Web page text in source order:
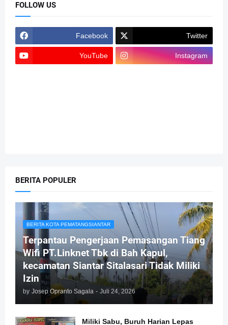
FOLLOW US
Facebook Twitter
YouTube Instagram
BERITA POPULER
BERITA KOTA PEMATANGSIANTAR
Terpantau Pengerjaan Pemasangan Tiang
Wifi PT.Linknet Tbk di Bah Kapul,
kecamatan Siantar Sitalasari Tidak Miliki
Izin
by Josep Opranto Sagala - Juli 24, 2026
Miliki Sabu, Buruh Harian Lepas